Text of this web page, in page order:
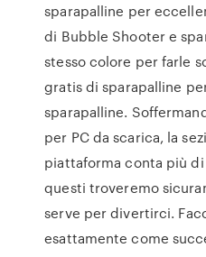
sparapalline per
di Bubble Shooter e
stesso colore per farle
gratis di sparapalline
sparapalline.
per PC da scarica, la
piattaforma conta più
questi troveremo
serve per divertirci.
esattamente come